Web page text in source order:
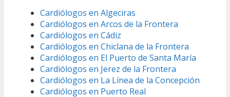
Cardiólogos en Algeciras
Cardiólogos en Arcos de la Frontera
Cardiólogos en Cádiz
Cardiólogos en Chiclana de la Frontera
Cardiólogos en El Puerto de Santa María
Cardiólogos en Jerez de la Frontera
Cardiólogos en La Línea de la Concepción
Cardiólogos en Puerto Real